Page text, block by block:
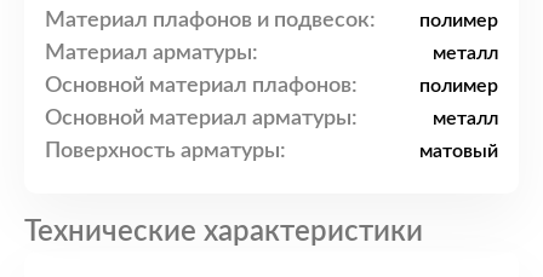
Материал плафонов и подвесок: полимер
Материал арматуры: металл
Основной материал плафонов: полимер
Основной материал арматуры: металл
Поверхность арматуры: матовый
Технические характеристики